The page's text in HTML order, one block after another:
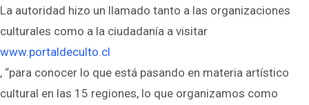
La autoridad hizo un llamado tanto a las organizaciones
culturales como a la ciudadanía a visitar
www.portaldeculto.cl
, “para conocer lo que está pasando en materia artístico
cultural en las 15 regiones, lo que organizamos como